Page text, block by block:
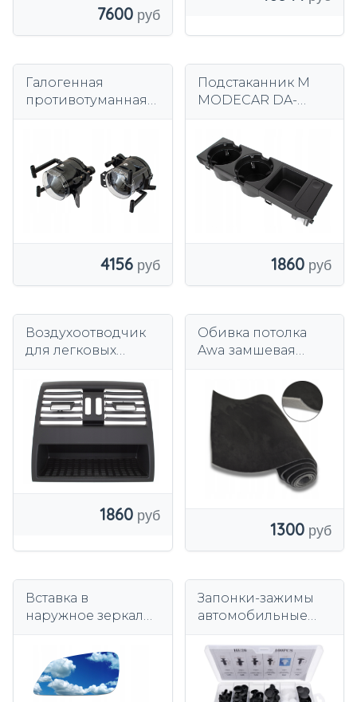
7600
Галогенная
противотуманная
левая + правая
4156
Подстаканник M
MODECAR DA-
1860
Воздухоотводчик
для легковых
черный, замена на
BMW 5 F10/F11
1860
Обивка потолка
Awa замшевая
цвета 150 см на
поролоне
толщиной 4 мм.
1300
Вставка в
наружное зеркало
с подогревом для
BMW 5 F10/F11
Запонки-зажимы
автомобильные
шт AMIO-02830